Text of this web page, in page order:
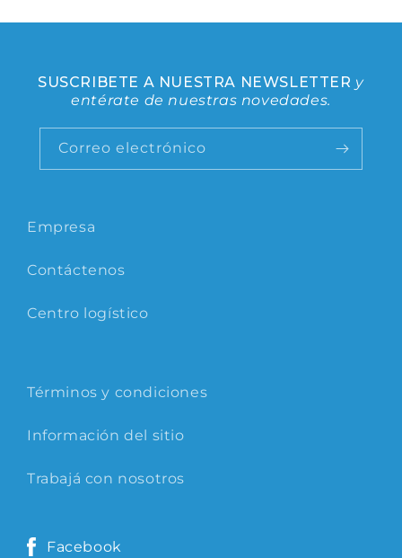
Empresa
Contáctenos
Centro logístico
Términos y condiciones
Información del sitio
Trabajá con nosotros
Facebook
SUSCRIBETE A NUESTRA NEWSLETTER y
entérate de nuestras novedades.
Correo electrónico